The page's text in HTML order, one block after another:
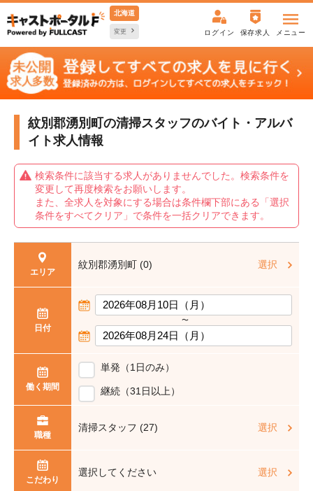
北海道
変更 ログイン 保存求人 メニュー
紋別郡湧別町の清掃スタッフのバイト・アルバ
イト求人情報
検索条件に該当する求人がありませんでした。検索条件を
変更して再度検索をお願いします。
また、全求人を対象にする場合は条件欄下部にある「選択
条件をすべてクリア」で条件を一括クリアできます。
エリア
紋別郡湧別町 (0) 選択
日付
〜
働く期間
単発（1日のみ）
継続（31日以上）
職種
清掃スタッフ (27) 選択
こだわり
選択してください 選択